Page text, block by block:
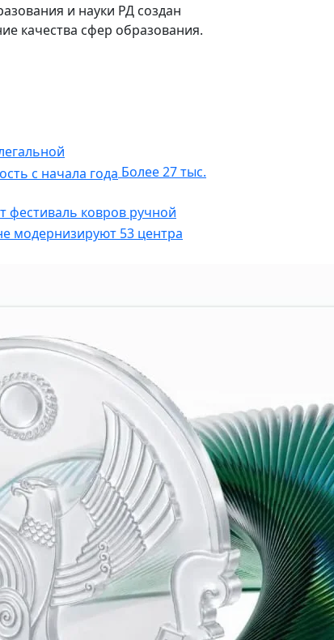
и науки РД создан
качества сфер образования.
Более 27 тыс.
фестиваль ковров ручной
модернизируют 53 центра